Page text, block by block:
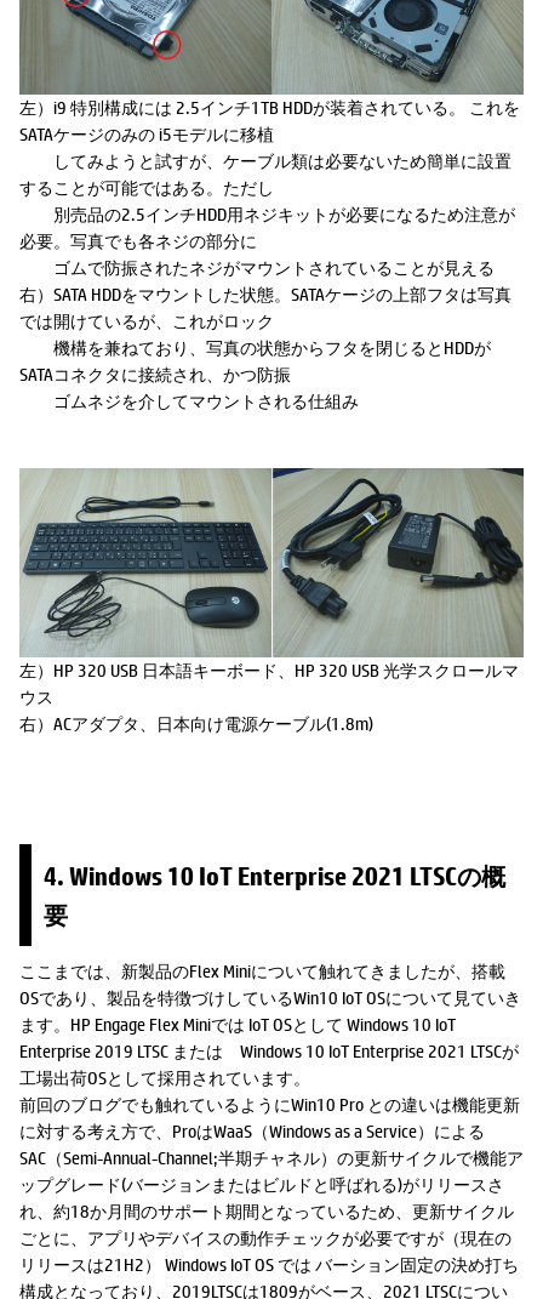
左）i9 特別構成には 2.5インチ1TB HDDが装着されている。 これを
SATAケージのみの i5モデルに移植
してみようと試すが、ケーブル類は必要ないため簡単に設置
することが可能ではある。ただし
別売品の2.5インチHDD用ネジキットが必要になるため注意が
必要。写真でも各ネジの部分に
ゴムで防振されたネジがマウントされていることが見える
右）SATA HDDをマウントした状態。SATAケージの上部フタは写真
では開けているが、これがロック
機構を兼ねており、写真の状態からフタを閉じるとHDDが
SATAコネクタに接続され、かつ防振
ゴムネジを介してマウントされる仕組み
左）HP 320 USB 日本語キーボード、HP 320 USB 光学スクロールマ
ウス
右）ACアダプタ、日本向け電源ケーブル(1.8m)
4. Windows 10 IoT Enterprise 2021 LTSCの概
要
ここまでは、新製品のFlex Miniについて触れてきましたが、搭載
OSであり、製品を特徴づけしているWin10 IoT OSについて見ていき
ます。HP Engage Flex Miniでは IoT OSとして Windows 10 IoT
Enterprise 2019 LTSC または Windows 10 IoT Enterprise 2021 LTSCが
工場出荷OSとして採用されています。
前回のブログでも触れているようにWin10 Pro との違いは機能更新
に対する考え方で、ProはWaaS（Windows as a Service）による
SAC（Semi-Annual-Channel;半期チャネル）の更新サイクルで機能ア
ップグレード(バージョンまたはビルドと呼ばれる)がリリースさ
れ、約18か月間のサポート期間となっているため、更新サイクル
ごとに、アプリやデバイスの動作チェックが必要ですが（現在の
リリースは21H2） Windows IoT OS では バーション固定の決め打ち
構成となっており、2019LTSCは1809がベース、2021 LTSCについ